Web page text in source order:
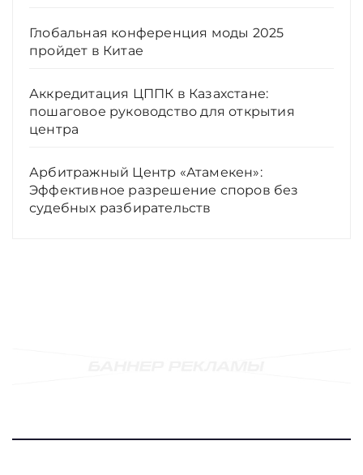
Глобальная конференция моды 2025
пройдет в Китае
Аккредитация ЦППК в Казахстане:
пошаговое руководство для открытия
центра
Арбитражный Центр «Атамекен»:
Эффективное разрешение споров без
судебных разбирательств